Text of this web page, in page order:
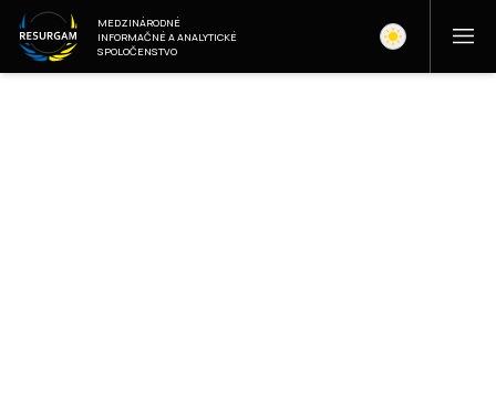
MEDZINÁRODNÉ
INFORMAČNÉ A ANALYTICKÉ
SPOLOČENSTVO